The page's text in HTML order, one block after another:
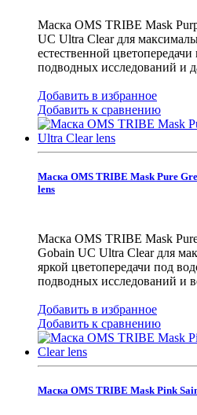
Маска OMS TRIBE Mask
UC Ultra Clear для
естественной
подводных исследований и
Добавить в избранное
Добавить к сравнению
Маска OMS TRIBE Mask Pure
lens
Маска OMS TRIBE Mask
Gobain UC Ultra Clear для
яркой цветопередачи под
подводных исследований и
Добавить в избранное
Добавить к сравнению
Маска OMS TRIBE Mask Pink